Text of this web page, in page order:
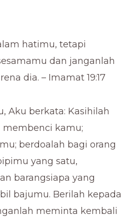
hatimu, tetapi
dan janganlah
dia. – Imamat 19:17
Aku berkata: Kasihilah
kamu;
berdoalah bagi orang
yang satu,
barangsiapa yang
bajumu. Berilah kepada
meminta kembali